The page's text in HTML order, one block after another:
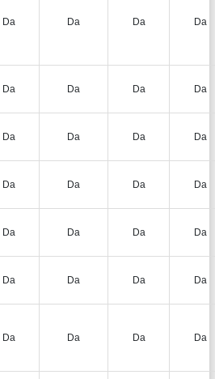
Da Da Da Da
Da Da Da Da
Da Da Da Da
Da Da Da Da
Da Da Da Da
Da Da Da Da
Da Da Da Da